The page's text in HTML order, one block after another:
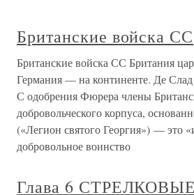
Британские войска СС
Британские войска СС Британия
Германия — на континенте. Де
С одобрения Фюрера члены
добровольческого корпуса,
(«Легион святого Георгия») — это
добровольное воинство
Глава 6